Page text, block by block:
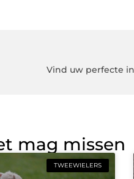
Vind uw perfecte
mag missen
TWEEWIELERS